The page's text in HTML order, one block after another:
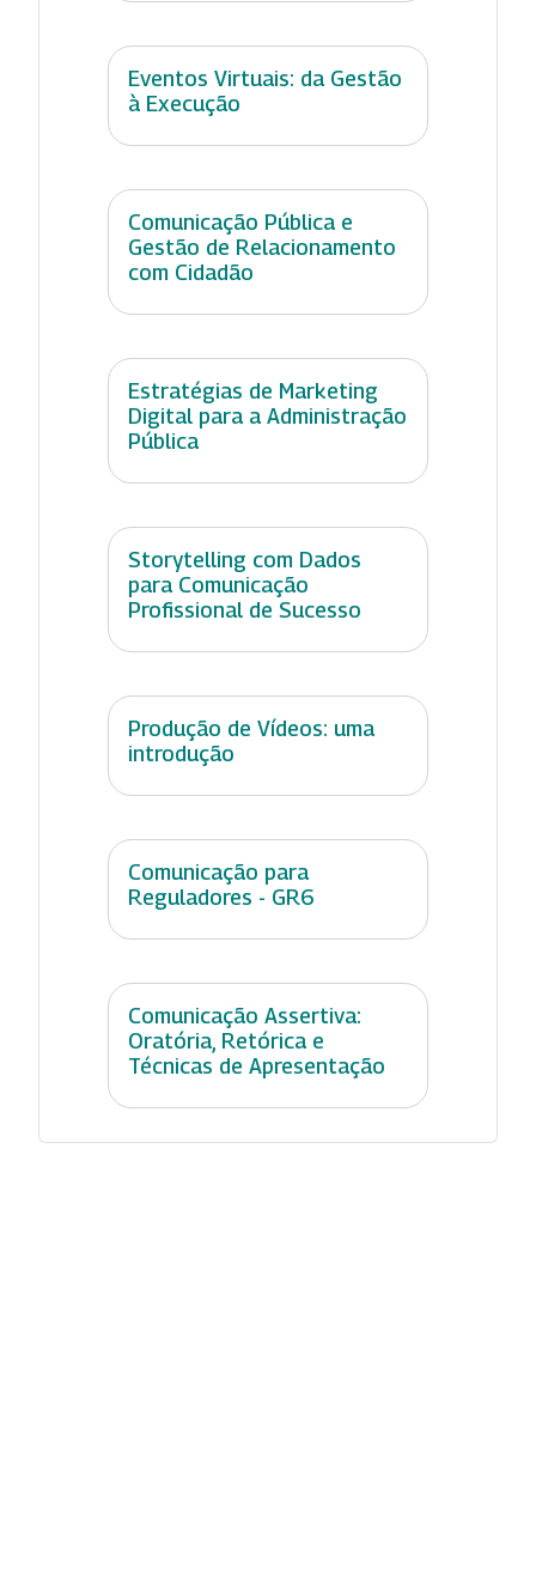
Eventos Virtuais: da Gestão
à Execução
Comunicação Pública e
Gestão de Relacionamento
com Cidadão
Estratégias de Marketing
Digital para a Administração
Pública
Storytelling com Dados
para Comunicação
Profissional de Sucesso
Produção de Vídeos: uma
introdução
Comunicação para
Reguladores - GR6
Comunicação Assertiva:
Oratória, Retórica e
Técnicas de Apresentação